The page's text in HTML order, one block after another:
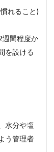
れること)
週間程度か
を設ける
水分や塩
う管理者